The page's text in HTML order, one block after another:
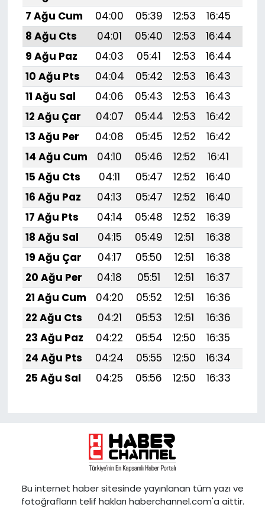
7 Ağu Cum
04:00 05:39 12:53 16:45
8 Ağu Cts
04:01 05:40 12:53 16:44
9 Ağu Paz
04:03 05:41 12:53 16:44
10 Ağu Pts
04:04 05:42 12:53 16:43
11 Ağu Sal
04:06 05:43 12:53 16:43
12 Ağu Çar
04:07 05:44 12:53 16:42
13 Ağu Per
04:08 05:45 12:52 16:42
14 Ağu Cum
04:10 05:46 12:52 16:41
15 Ağu Cts
04:11 05:47 12:52 16:40
16 Ağu Paz
04:13 05:47 12:52 16:40
17 Ağu Pts
04:14 05:48 12:52 16:39
18 Ağu Sal
04:15 05:49 12:51 16:38
19 Ağu Çar
04:17 05:50 12:51 16:38
20 Ağu Per
04:18 05:51 12:51 16:37
21 Ağu Cum
04:20 05:52 12:51 16:36
22 Ağu Cts
04:21 05:53 12:51 16:36
23 Ağu Paz
04:22 05:54 12:50 16:35
24 Ağu Pts
04:24 05:55 12:50 16:34
25 Ağu Sal
04:25 05:56 12:50 16:33
Bu internet haber sitesinde yayınlanan tüm yazı ve
fotoğrafların telif hakları haberchannel.com'a aittir.